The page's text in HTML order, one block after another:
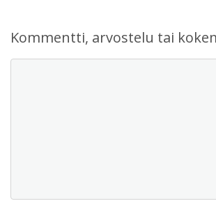
Kommentti, arvostelu tai